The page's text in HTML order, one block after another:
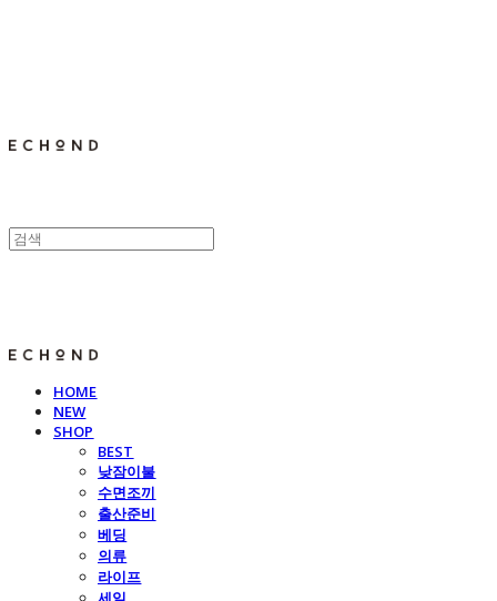
HOME
NEW
SHOP
BEST
낮잠이불
수면조끼
출산준비
베딩
의류
라이프